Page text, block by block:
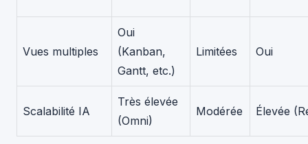
Vues multiples
Oui
(Kanban,
Gantt, etc.)
Limitées Oui
Scalabilité IA
Très élevée
(Omni)
Modérée Élevée